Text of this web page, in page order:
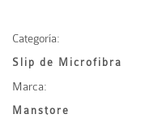
Categoría:
Slip de Microfibra
Marca:
Manstore